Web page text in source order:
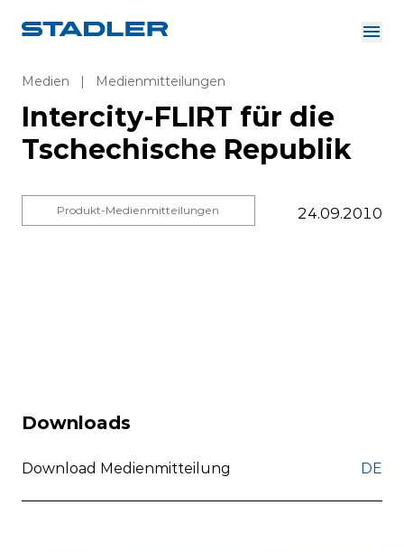
Investor Relations
Zulieferer
Downloads
Deutsch
Über uns
Lösungen
Medien | Medienmitteilungen
Intercity-FLIRT für die
Tschechische Republik
Produkt-Medienmitteilungen 24.09.2010
Downloads
Download Medienmitteilung DE